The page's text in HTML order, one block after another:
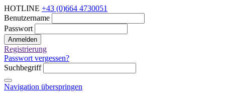
HOTLINE +43 (0)664 4730051
Benutzername
Passwort
Anmelden
Registrierung
Passwort vergessen?
Suchbegriff
Navigation überspringen